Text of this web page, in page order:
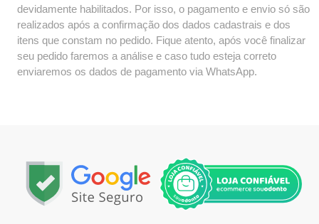
devidamente habilitados. Por isso, o pagamento e envio só são
realizados após a confirmação dos dados cadastrais e dos
itens que constam no pedido. Fique atento, após você finalizar
seu pedido faremos a análise e caso tudo esteja correto
enviaremos os dados de pagamento via WhatsApp.